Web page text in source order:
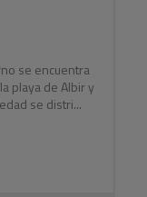
se encuentra
playa de Albir y
se distri...